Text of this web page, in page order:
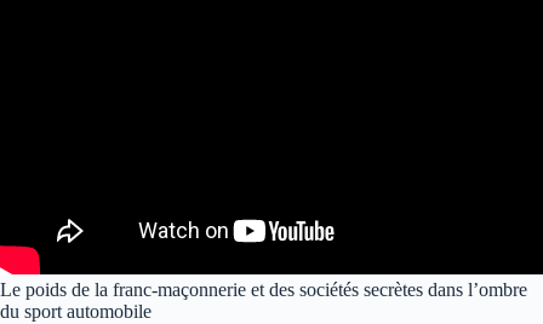
Le poids de la franc-maçonnerie et des sociétés secrètes dans l’ombre
du sport automobile